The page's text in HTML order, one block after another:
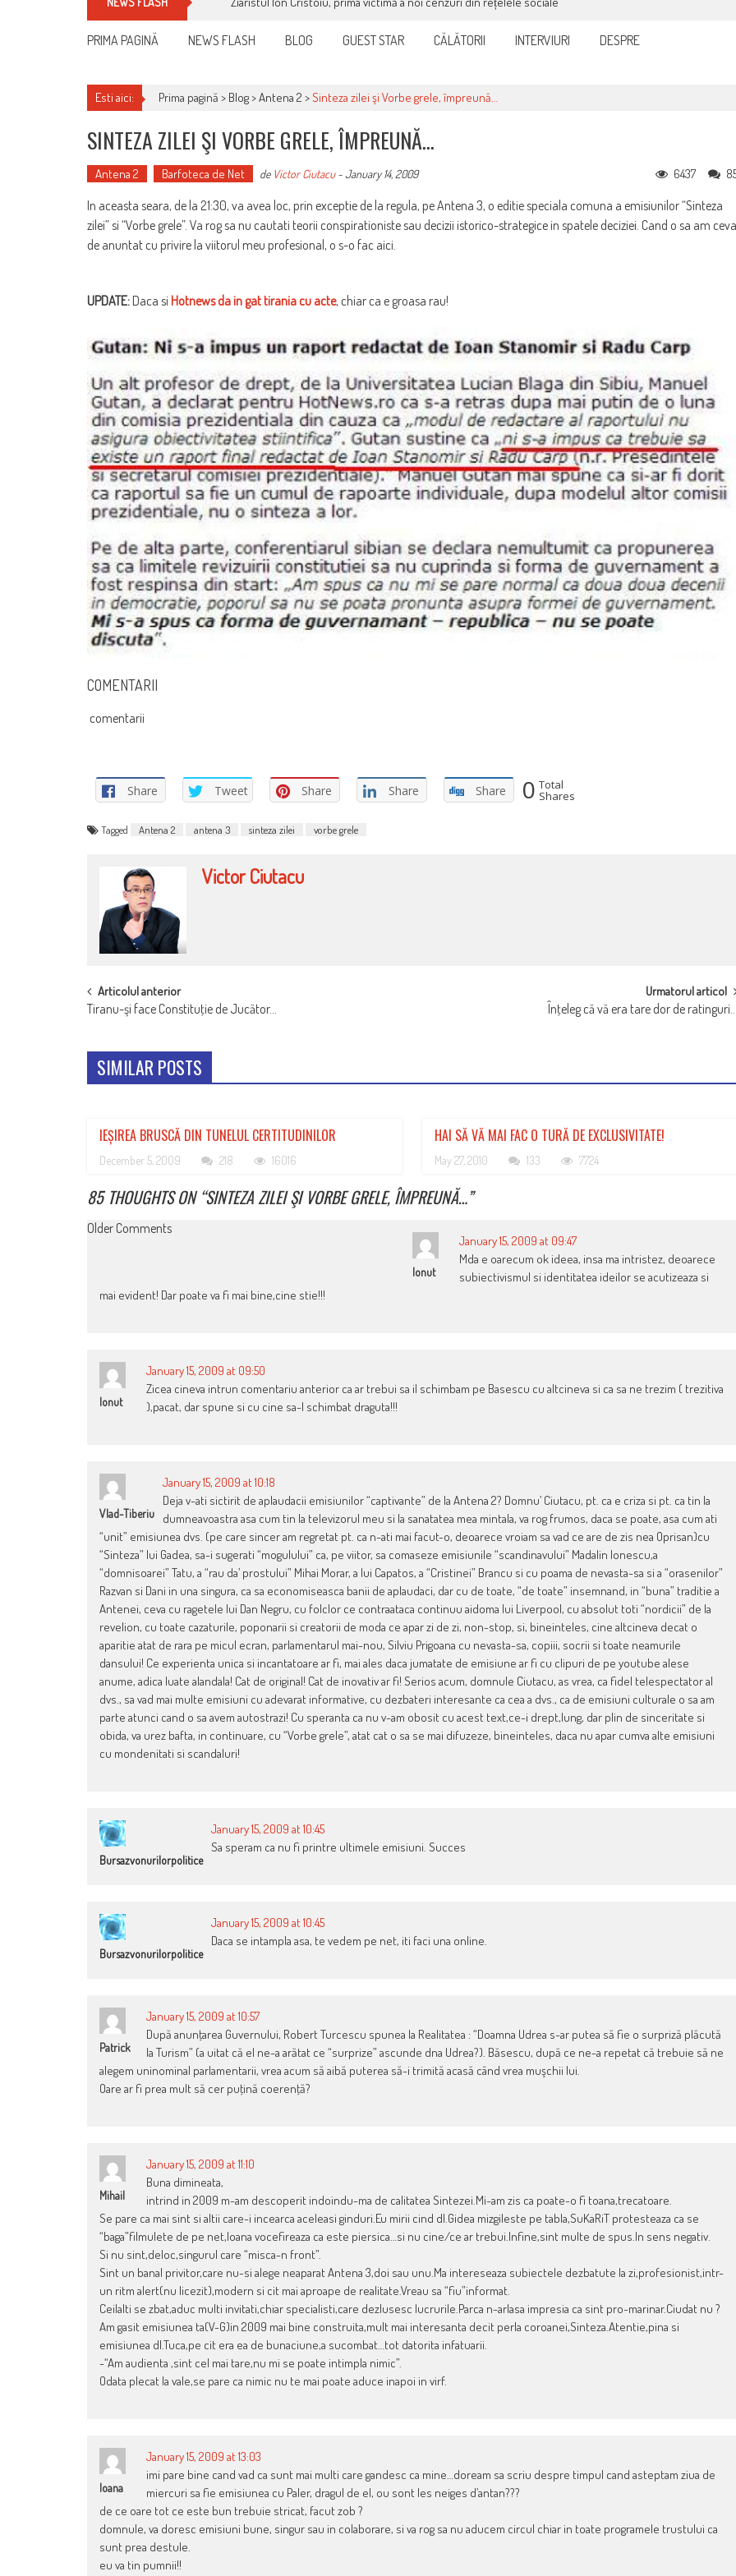
PRIMA PAGINĂ NEWS FLASH BLOG GUEST STAR CĂLĂTORII INTERVIURI DESPRE
Esti aici: Prima pagină > Blog>Antena 2 >Sinteza zilei şi Vorbe grele, împreună…
SINTEZA ZILEI ŞI VORBE GRELE, ÎMPREUNĂ…
Antena 2 Barfoteca de Net de Victor Ciutacu-January 14, 2009 6437
In aceasta seara, de la 21:30, va avea loc, prin exceptie de la regula, pe Antena 3, o editie speciala comuna a emisiunilor “Sinteza
zilei” si “Vorbe grele”. Va rog sa nu cautati teorii conspirationiste sau decizii istorico-strategice in spatele deciziei. Cand o sa am ceva
de anuntat cu privire la viitorul meu profesional, o s-o fac aici.
UPDATE: Daca si Hotnews da in gat tirania cu acte, chiar ca e groasa rau!
COMENTARII
comentarii
Share Tweet Share Share Share 0 Total
Shares
Tagged Antena 2 antena 3 sinteza zilei vorbe grele
Victor Ciutacu
POST
NAVIGATION
Articolul anterior
Tiranu-şi face Constituţie de Jucător…
Urmatorul articol
Înţeleg că vă era tare dor de
SIMILAR POSTS
IEȘIREA BRUSCĂ DIN TUNELUL CERTITUDINILOR
December 5, 2009 218 16016
HAI SĂ VĂ MAI FAC O TURĂ DE EXCLUSIVITATE!
May 27, 2010 133 7724
85 THOUGHTS ON “SINTEZA ZILEI ŞI VORBE GRELE, ÎMPREUNĂ…”
COMMENT
Older Comments
Ionut
January 15, 2009 at 09:47
Mda e oarecum ok ideea, insa ma intristez, deoarece
subiectivismul si identitatea ideilor se acutizeaza si
mai evident! Dar poate va fi mai bine,cine stie!!!
Ionut
January 15, 2009 at 09:50
Zicea cineva intrun comentariu anterior ca ar trebui sa il schimbam pe Basescu cu altcineva si ca sa ne trezim ( trezitiva
),pacat, dar spune si cu cine sa-l schimbat draguta!!!
Vlad-Tiberiu
January 15, 2009 at 10:18
Deja v-ati sictirit de aplaudacii emisiunilor “captivante” de la Antena 2? Domnu’ Ciutacu, pt. ca e criza si pt. ca tin la
dumneavoastra asa cum tin la televizorul meu si la sanatatea mea mintala, va rog frumos, daca se poate, asa cum ati
“unit” emisiunea dvs. (pe care sincer am regretat pt. ca n-ati mai facut-o, deoarece vroiam sa vad ce are de zis nea Oprisan)cu
“Sinteza” lui Gadea, sa-i sugerati “mogulului” ca, pe viitor, sa comaseze emisiunile “scandinavului” Madalin Ionescu,a
“domnisoarei” Tatu, a “rau da’ prostului” Mihai Morar, a lui Capatos, a “Cristinei” Brancu si cu poama de nevasta-sa si a “orasenilor”
Razvan si Dani in una singura, ca sa economiseasca banii de aplaudaci, dar cu de toate, “de toate” insemnand, in “buna” traditie a
Antenei, ceva cu ragetele lui Dan Negru, cu folclor ce contraataca continuu aidoma lui Liverpool, cu absolut toti “nordicii” de la
revelion, cu toate cazaturile, poponarii si creatorii de moda ce apar zi de zi, non-stop, si, bineinteles, cine altcineva decat o
aparitie atat de rara pe micul ecran, parlamentarul mai-nou, Silviu Prigoana cu nevasta-sa, copiii, socrii si toate neamurile
dansului! Ce experienta unica si incantatoare ar fi, mai ales daca jumatate de emisiune ar fi cu clipuri de pe youtube alese
anume, adica luate alandala! Cat de original! Cat de inovativ ar fi! Serios acum, domnule Ciutacu, as vrea, ca fidel telespectator al
dvs., sa vad mai multe emisiuni cu adevarat informative, cu dezbateri interesante ca cea a dvs., ca de emisiuni culturale o sa am
parte atunci cand o sa avem autostrazi! Cu speranta ca nu v-am obosit cu acest text,ce-i drept,lung, dar plin de sinceritate si
obida, va urez bafta, in continuare, cu “Vorbe grele”, atat cat o sa se mai difuzeze, bineinteles, daca nu apar cumva alte emisiuni
cu mondenitati si scandaluri!
Bursazvonurilorpolitice
January 15, 2009 at 10:45
Sa speram ca nu fi printre ultimele emisiuni. Succes
Bursazvonurilorpolitice
January 15, 2009 at 10:45
Daca se intampla asa, te vedem pe net, iti faci una online.
Patrick
January 15, 2009 at 10:57
După anunţarea Guvernului, Robert Turcescu spunea la Realitatea : “Doamna Udrea s-ar putea să fie o surpriză plăcută
la Turism” (a uitat că el ne-a arătat ce “surprize” ascunde dna Udrea?). Băsescu, după ce ne-a repetat că trebuie să ne
alegem uninominal parlamentarii, vrea acum să aibă puterea să-i trimită acasă când vrea muşchii lui.
Oare ar fi prea mult să cer puţină coerenţă?
Mihail
January 15, 2009 at 11:10
Buna dimineata,
intrind in 2009 m-am descoperit indoindu-ma de calitatea Sintezei.Mi-am zis ca poate-o fi toana,trecatoare.
Se pare ca mai sint si altii care-i incearca aceleasi ginduri.Eu mirii cind dl.Gidea mizgileste pe tabla,SuKaRiT protesteaza ca se
“baga”filmulete de pe net,Ioana vocefireaza ca este piersica…si nu cine/ce ar trebui.Infine,sint multe de spus.In sens negativ.
Si nu sint,deloc,singurul care “misca-n front”.
Sint un banal privitor,care nu-si alege neaparat Antena 3,doi sau unu.Ma intereseaza subiectele dezbatute la zi,profesionist,intr-
un ritm alert(nu licezit),modern si cit mai aproape de realitate.Vreau sa “fiu”informat.
Ceilalti se zbat,aduc multi invitati,chiar specialisti,care dezlusesc lucrurile.Parca n-arlasa impresia ca sint pro-marinar.Ciudat nu ?
Am gasit emisiunea ta(V-G)in 2009 mai bine construita,mult mai interesanta decit perla coroanei,Sinteza.Atentie,pina si
emisiunea dl.Tuca,pe cit era ea de bunaciune,a sucombat…tot datorita infatuarii.
-“Am audienta ,sint cel mai tare,nu mi se poate intimpla nimic”.
Odata plecat la vale,se pare ca nimic nu te mai poate aduce inapoi in virf.
Ioana
January 15, 2009 at 13:03
imi pare bine cand vad ca sunt mai multi care gandesc ca mine…doream sa scriu despre timpul cand asteptam ziua de
miercuri sa fie emisiunea cu Paler, dragul de el, ou sont les neiges d’antan???
de ce oare tot ce este bun trebuie stricat, facut zob ?
domnule, va doresc emisiuni bune, singur sau in colaborare, si va rog sa nu aducem circul chiar in toate programele trustului ca
sunt prea destule.
eu va tin pumnii!!